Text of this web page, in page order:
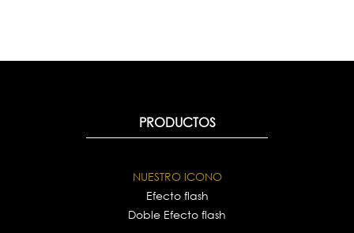
PRODUCTOS
NUESTRO ICONO
Efecto flash
Doble Efecto flash